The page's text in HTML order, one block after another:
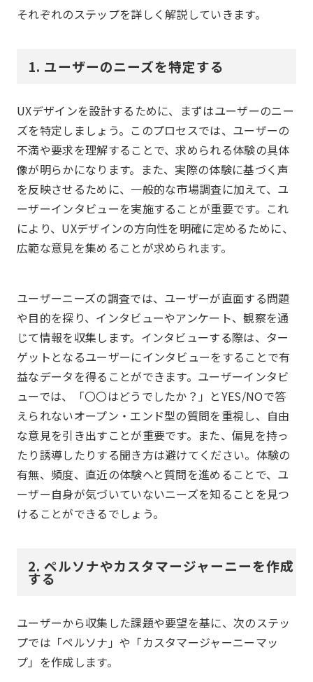
それぞれのステップを詳しく解説していきます。
1. ユーザーのニーズを特定する
UXデザインを設計するために、まずはユーザーのニー
ズを特定しましょう。このプロセスでは、ユーザーの
不満や要求を理解することで、求められる体験の具体
像が明らかになります。また、実際の体験に基づく声
を反映させるために、一般的な市場調査に加えて、ユ
ーザーインタビューを実施することが重要です。これ
により、UXデザインの方向性を明確に定めるために、
広範な意見を集めることが求められます。
ユーザーニーズの調査では、ユーザーが直面する問題
や目的を探り、インタビューやアンケート、観察を通
じて情報を収集します。インタビューする際は、ター
ゲットとなるユーザーにインタビューをすることで有
益なデータを得ることができます。ユーザーインタビ
ューでは、「〇〇はどうでしたか？」とYES/NOで答
えられないオープン・エンド型の質問を重視し、自由
な意見を引き出すことが重要です。また、偏見を持っ
たり誘導したりする聞き方は避けてください。体験の
有無、頻度、直近の体験へと質問を進めることで、ユ
ーザー自身が気づいていないニーズを知ることを見つ
けることができるでしょう。
2. ペルソナやカスタマージャーニーを作成
する
ユーザーから収集した課題や要望を基に、次のステッ
プでは「ペルソナ」や「カスタマージャーニーマッ
プ」を作成します。